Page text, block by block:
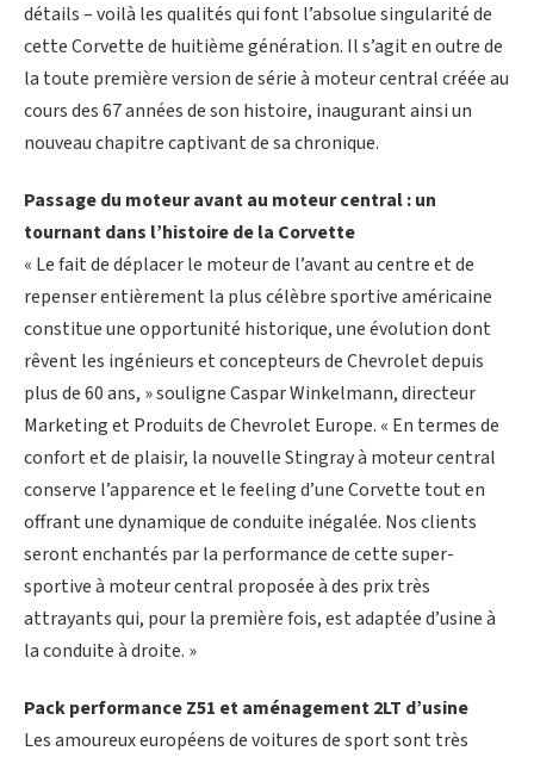
détails – voilà les qualités qui font l’absolue singularité de
cette Corvette de huitième génération. Il s’agit en outre de
la toute première version de série à moteur central créée au
cours des 67 années de son histoire, inaugurant ainsi un
nouveau chapitre captivant de sa chronique.
Passage du moteur avant au moteur central : un
tournant dans l’histoire de la Corvette
« Le fait de déplacer le moteur de l’avant au centre et de
repenser entièrement la plus célèbre sportive américaine
constitue une opportunité historique, une évolution dont
rêvent les ingénieurs et concepteurs de Chevrolet depuis
plus de 60 ans, » souligne Caspar Winkelmann, directeur
Marketing et Produits de Chevrolet Europe. « En termes de
confort et de plaisir, la nouvelle Stingray à moteur central
conserve l’apparence et le feeling d’une Corvette tout en
offrant une dynamique de conduite inégalée. Nos clients
seront enchantés par la performance de cette super-
sportive à moteur central proposée à des prix très
attrayants qui, pour la première fois, est adaptée d’usine à
la conduite à droite. »
Pack performance Z51 et aménagement 2LT d’usine
Les amoureux européens de voitures de sport sont très